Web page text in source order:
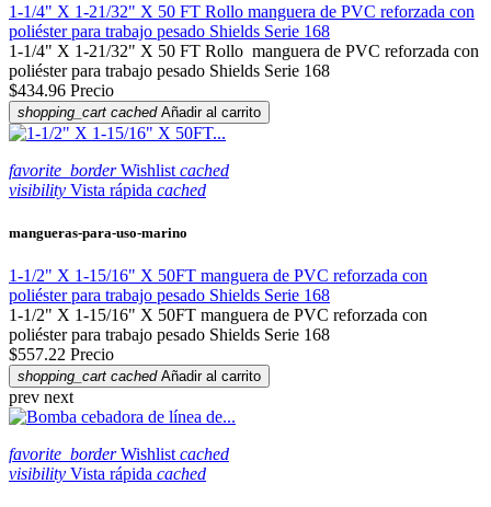
1-1/4" X 1-21/32" X 50 FT Rollo manguera de PVC reforzada con
poliéster para trabajo pesado Shields Serie 168
1-1/4" X 1-21/32" X 50 FT Rollo manguera de PVC reforzada con
poliéster para trabajo pesado Shields Serie 168
$434.96 Precio
shopping_cart cached Añadir al carrito
favorite_border Wishlist cached
visibility Vista rápida cached
mangueras-para-uso-marino
1-1/2" X 1-15/16" X 50FT manguera de PVC reforzada con
poliéster para trabajo pesado Shields Serie 168
1-1/2" X 1-15/16" X 50FT manguera de PVC reforzada con
poliéster para trabajo pesado Shields Serie 168
$557.22 Precio
shopping_cart cached Añadir al carrito
prev next
favorite_border Wishlist cached
visibility Vista rápida cached